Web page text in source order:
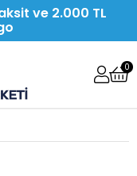
ve 2.000 TL
0